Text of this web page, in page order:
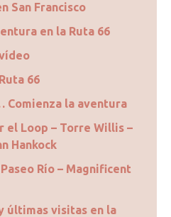
San Francisco
en la Ruta 66
66
Comienza la aventura
el Loop – Torre Willis –
Hankock
Río – Magnificent
últimas visitas en la